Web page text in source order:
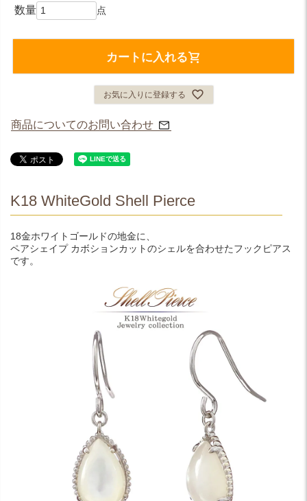
カートに入れる
お気に入りに登録する
商品についてのお問い合わせ
K18 WhiteGold Shell Pierce
18金ホワイトゴールドの地金に、
ペアシェイプ カボションカットのシェルを合わせたフックピアス
です。